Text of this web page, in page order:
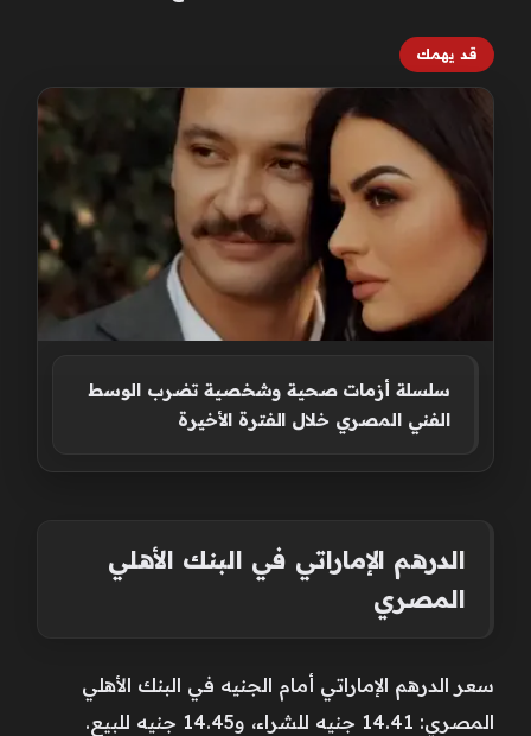
قد يهمك
سلسلة أزمات صحية وشخصية تضرب الوسط
الفني المصري خلال الفترة الأخيرة
الدرهم الإماراتي في البنك الأهلي
المصري
سعر الدرهم الإماراتي أمام الجنيه في البنك الأهلي
المصري: 14.41 جنيه للشراء، و14.45 جنيه للبيع.